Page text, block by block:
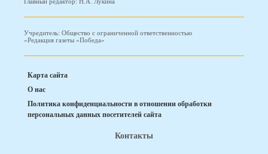
Учредитель: Общество с ограниченной ответственностью
«Редакция газеты «Победа»
Карта сайта
О нас
Политика конфиденциальности в отношении обработки
персональных данных посетителей сайта
Контакты